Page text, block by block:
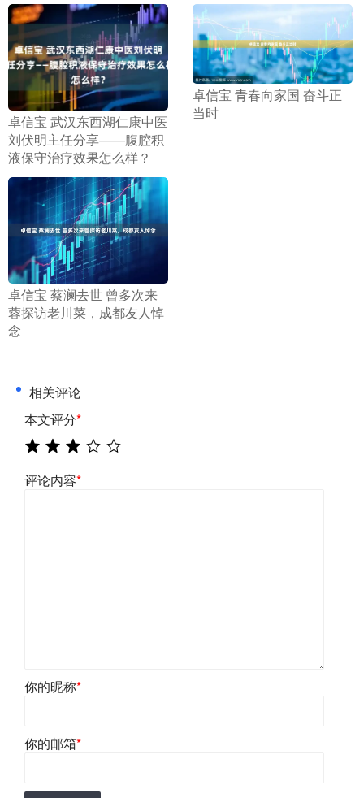
​卓信宝 武汉东西湖仁康中医
刘伏明主任分享——腹腔积
液保守治疗效果怎么样？
​卓信宝 青春向家国 奋斗正
当时
​卓信宝 蔡澜去世 曾多次来
蓉探访老川菜，成都友人悼
念
相关评论
本文评分*
评论内容*
你的昵称*
你的邮箱*